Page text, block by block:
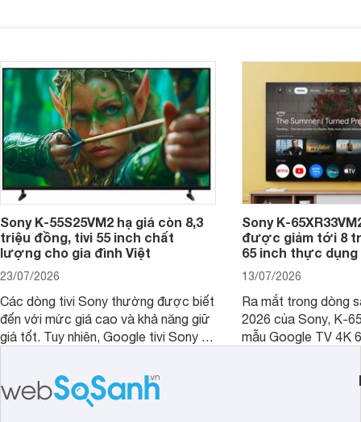
dùng cho phòng bao nhiêu m2?
Sony K-55S25VM2 hạ giá còn 8,3
triệu đồng, tivi 55 inch chất
lượng cho gia đình Việt
23/07/2026
Các dòng tivi Sony thường được biết
đến với mức giá cao và khả năng giữ
giá tốt. Tuy nhiên, Google tivi Sony 55
hợp đáng chú ý khi có mức giá dễ
tiếp cận hơn dù mới ra mắt trong năm
Sony K-
được giảm tới 8
65 inch thực
13/07/2026
Ra mắt trong dòng
2026 của Sony, K-
mẫu Google TV 4K
tảng Google TV
nghệ hỗ trợ nâng